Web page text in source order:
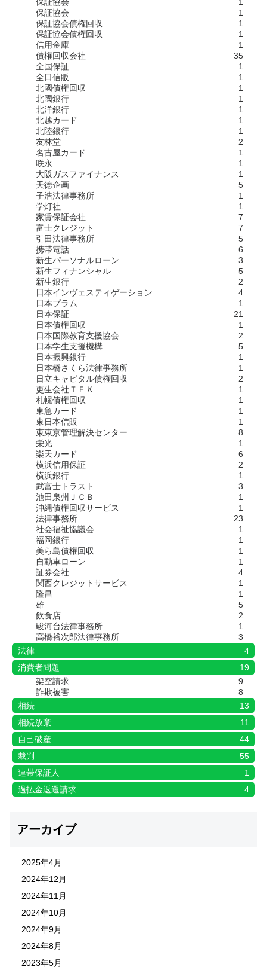
保証協会
1
保証協会債権回収
1
保証協会債権回収
1
信用金庫
1
債権回収会社
35
全国保証
1
全日信販
1
北國債権回収
1
北國銀行
1
北洋銀行
1
北越カード
1
北陸銀行
1
友林堂
2
名古屋カード
1
咲永
1
大阪ガスファイナンス
1
天徳企画
5
子浩法律事務所
1
学灯社
1
家賃保証会社
7
富士クレジット
7
引田法律事務所
5
携帯電話
6
新生パーソナルローン
3
新生フィナンシャル
5
新生銀行
2
日本インヴェスティゲーション
4
日本プラム
1
日本保証
21
日本債権回収
1
日本国際教育支援協会
2
日本学生支援機構
5
日本振興銀行
1
日本橋さくら法律事務所
1
日立キャピタル債権回収
2
更生会社ＴＦＫ
1
札幌債権回収
1
東急カード
1
東日本信販
1
東東京管理解決センター
8
栄光
1
楽天カード
6
横浜信用保証
2
横浜銀行
1
武富士トラスト
3
池田泉州ＪＣＢ
1
沖縄債権回収サービス
1
法律事務所
23
社会福祉協議会
1
福岡銀行
1
美ら島債権回収
1
自動車ローン
1
証券会社
4
関西クレジットサービス
1
隆昌
1
雄
5
飲食店
2
駿河台法律事務所
1
高橋裕次郎法律事務所
3
法律
4
消費者問題
19
架空請求
9
詐欺被害
8
相続
13
相続放棄
11
自己破産
44
裁判
55
連帯保証人
1
過払金返還請求
4
アーカイブ
2025年4月
2024年12月
2024年11月
2024年10月
2024年9月
2024年8月
2023年5月